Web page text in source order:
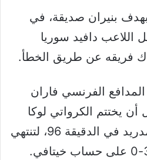
بهدف بنيران صديقة، في
أدخل اللاعب دافيد سوريا
فريقه عن طريق الخطأ.
53، عزز المدافع الفرنسي فاران
أن يختتم الكرواتي لوكا
مودريتش ثلاثية ريال مدريد في الدقيقة 96، لتنتهي